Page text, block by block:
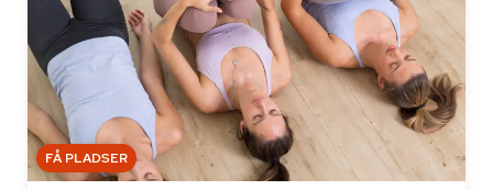
FÅ PLADSER